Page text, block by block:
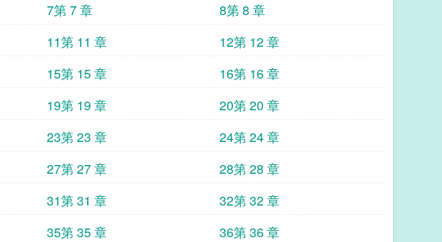
7第 7 章
8第 8 章
11第 11 章
12第 12 章
15第 15 章
16第 16 章
19第 19 章
20第 20 章
23第 23 章
24第 24 章
27第 27 章
28第 28 章
31第 31 章
32第 32 章
35第 35 章
36第 36 章